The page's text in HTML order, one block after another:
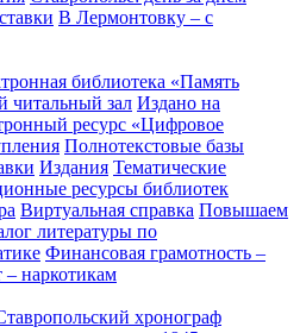
В Лермонтовку – с
библиотека «Память
читальный зал Издано на
ресурс «Цифровое
Полнотекстовые базы
Издания Тематические
ресурсы библиотек
Виртуальная справка Повышаем
литературы по
Финансовая грамотность –
– наркотикам
хронограф